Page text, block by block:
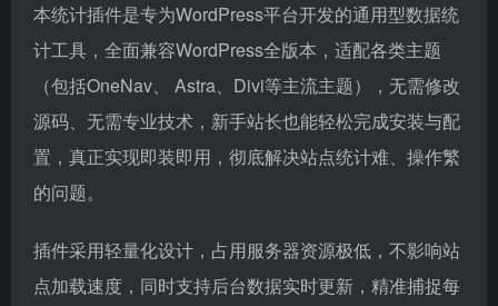
本统计插件是专为WordPress平台开发的通用型数据统
计工具，全面兼容WordPress全版本，适配各类主题
（包括OneNav、 Astra、Divi等主流主题），无需修改
源码、无需专业技术，新手站长也能轻松完成安装与配
置，真正实现即装即用，彻底解决站点统计难、操作繁
的问题。
插件采用轻量化设计，占用服务器资源极低，不影响站
点加载速度，同时支持后台数据实时更新，精准捕捉每